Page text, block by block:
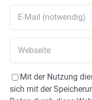
Mit der Nutzung
sich mit der